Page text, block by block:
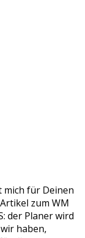
mich für Deinen
zum WM
der Planer wird
haben,